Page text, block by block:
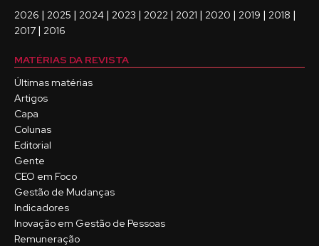
2026 | 2025 | 2024 | 2023 | 2022 | 2021 | 2020 | 2019 | 2018 |
2017 | 2016
MATÉRIAS DA REVISTA
Últimas matérias
Artigos
Capa
Colunas
Editorial
Gente
CEO em Foco
Gestão de Mudanças
Indicadores
Inovação em Gestão de Pessoas
Remuneração